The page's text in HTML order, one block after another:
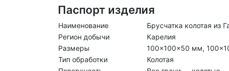
Паспорт изделия
Наименование
Брусчатка колотая из
Регион добычи
Карелия
Размеры
100×100×50 мм,
Тип обработки
Колотая